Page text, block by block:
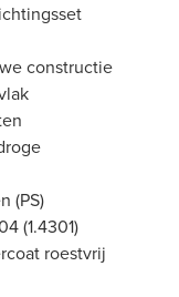
constructie
(PS)
(1.4301)
roestvrij